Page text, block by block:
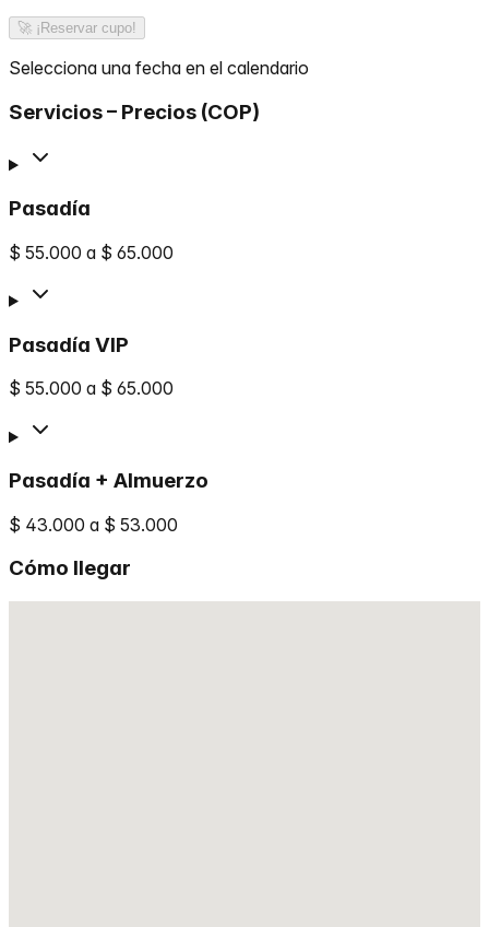
🚀 ¡Reservar cupo!
Selecciona una fecha en el calendario
Servicios – Precios (COP)
Pasadía
$ 55.000 a $ 65.000
Pasadía VIP
$ 55.000 a $ 65.000
Pasadía + Almuerzo
$ 43.000 a $ 53.000
Cómo llegar